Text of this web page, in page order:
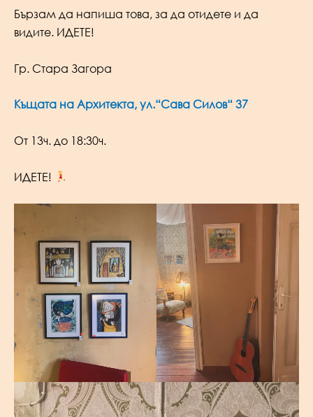
Бързам да напиша това, за да отидете и да
видите. ИДЕТЕ!
Гр. Стара Загора
Къщата на Архитекта, ул.“Сава Силов“ 37
От 13ч. до 18:30ч.
ИДЕТЕ!